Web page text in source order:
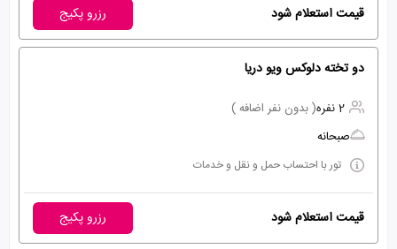
قیمت استعلام شود رزرو پکیج
دو تخته دلوکس ویو دریا
2 نفره
( بدون نفر اضافه )
صبحانه
تور با احتساب حمل و نقل و خدمات
قیمت استعلام شود رزرو پکیج